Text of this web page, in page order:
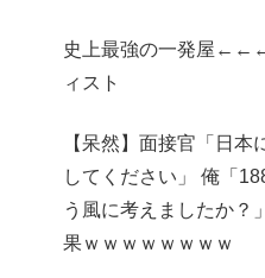
史上最強の一発屋
ィスト
【呆然】面接官「日
してください」 俺「
う風に考えましたか
果ｗｗｗｗｗｗｗｗ